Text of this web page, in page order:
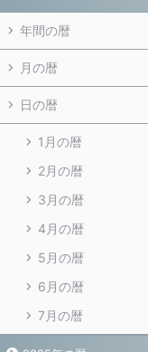
年間の暦
月の暦
日の暦
1月の暦
2月の暦
3月の暦
4月の暦
5月の暦
6月の暦
7月の暦